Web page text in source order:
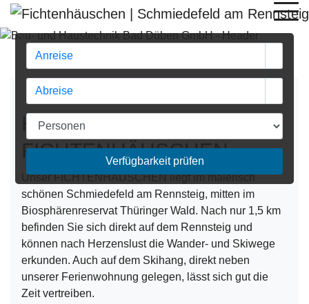
Previous
Verfügbarkeit prüfen
Herzlich Willkommen im
FICHTENHÄUSCHEN
Unser FICHTENHÄUSCHEN liegt im malerisch
schönen Schmiedefeld am Rennsteig, mitten im
Biosphärenreservat Thüringer Wald. Nach nur 1,5 km
befinden Sie sich direkt auf dem Rennsteig und
können nach Herzenslust die Wander- und Skiwege
erkunden. Auch auf dem Skihang, direkt neben
unserer Ferienwohnung gelegen, lässt sich gut die
Zeit vertreiben.